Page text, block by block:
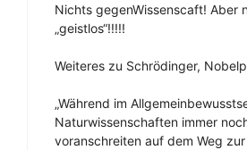
Nichts gegenWissenscaft! Aber
„geistlos“!!!!!
Weiteres zu Schrödinger,
„Während im
Naturwissenschaften immer
voranschreiten auf dem Weg